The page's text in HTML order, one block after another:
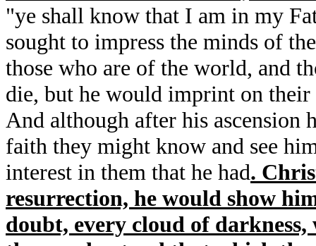
"ye shall know that I am in my
sought to impress the minds of
those who are of the world, and
die, but he would imprint on
And although after his ascension
faith they might know and see
interest in them that he had.
resurrection, he would show
doubt, every cloud of